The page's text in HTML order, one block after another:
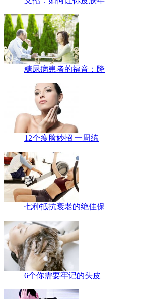
糖尿病患者的福音：降
12个瘦脸妙招 一周练
七种抵抗衰老的绝佳保
6个你需要牢记的头皮